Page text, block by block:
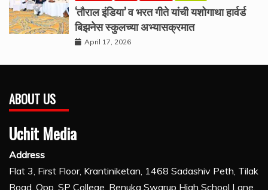
‘तौराल इंडिया’ व भरत गीते यांची यशोगाथा हार्वर्ड
बिझनेस स्कुलच्या अभ्यासक्रमात
April 17, 2026
ABOUT US
Uchit Media
Address
Flat 3, First Floor, Krantiniketan, 1468 Sadashiv Peth, Tilak
Road, Opp. SP College, Renuka Swarup High School Lane,